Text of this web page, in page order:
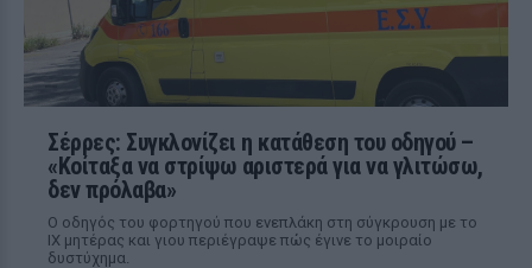
Σέρρες: Συγκλονίζει η κατάθεση του οδηγού –
«Κοίταξα να στρίψω αριστερά για να γλιτώσω,
δεν πρόλαβα»
Ο οδηγός του φορτηγού που ενεπλάκη στη σύγκρουση με το
ΙΧ μητέρας και γιου περιέγραψε πώς έγινε το μοιραίο
δυστύχημα.